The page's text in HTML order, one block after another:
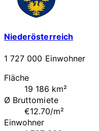
Niederösterreich
1 727 000 Einwohner
Fläche
19 186 km²
Ø Bruttomiete
€12.70/m²
Einwohner